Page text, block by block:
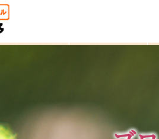
子どもクラス